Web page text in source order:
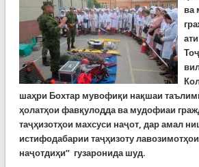
ва
шаҳри Бохтар мувофиқи нақшаи
ҳолатҳои фавқулодда ва мудофиаи
таҷҳизотҳои махсуси наҷот, дар амал
истифодабарии таҷҳизоту
наҷотдиҳи” гузаронида шуд.